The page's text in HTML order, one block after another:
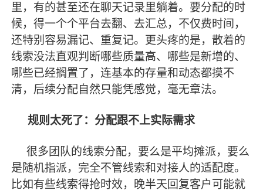
里，有的甚至还在聊天记录里躺着。要分配的时
候，得一个个平台去翻、去汇总，不仅费时间，
还特别容易漏记、重复记。更头疼的是，散着的
线索没法直观判断哪些质量高、哪些是新增的、
哪些已经搁置了，连基本的存量和动态都摸不
清，后续分配自然只能凭感觉，毫无章法。
规则太死了：分配跟不上实际需求
很多团队的线索分配，要么是平均摊派，要么
是随机指派，完全不管线索和对接人的适配度。
比如有些线索得抢时效，晚半天回复客户可能就